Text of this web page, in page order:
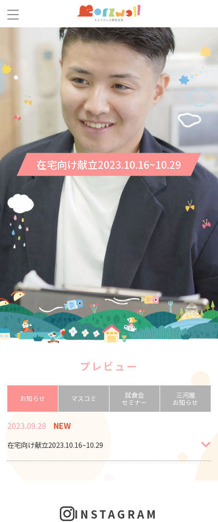
在宅向け献立2023.10.16~10.29
プレビュー
お知らせ マスコミ 試食会
セミナー
三河屋
お知らせ
2023.09.28 NEW
在宅向け献立2023.10.16~10.29
INSTAGRAM